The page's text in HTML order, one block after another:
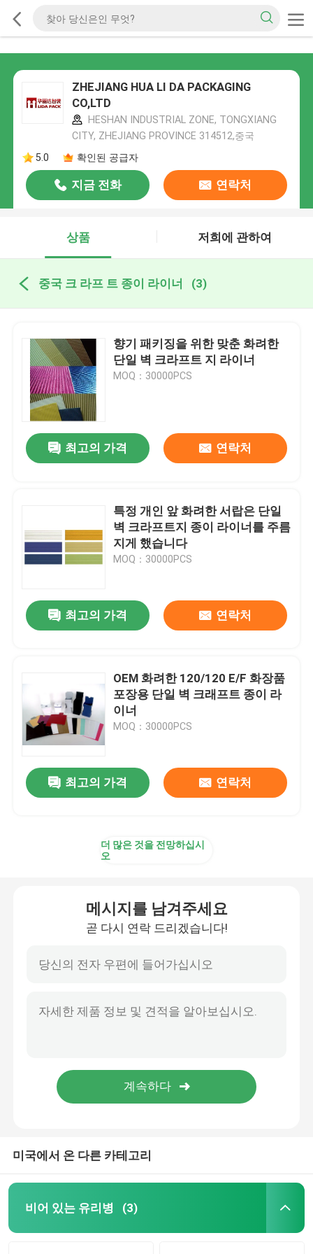
ZHEJIANG HUA LI DA PACKAGING
CO,LTD
HESHAN INDUSTRIAL ZONE, TONGXIANG
CITY, ZHEJIANG PROVINCE 314512,중국
5.0
확인된 공급자
지금 전화 연락처
상품 저희에 관하여
중국 크 라프 트 종이 라이너 (3)
향기 패키징을 위한 맞춘 화려한
단일 벽 크라프트 지 라이너
MOQ：30000PCS
최고의 가격 연락처
특정 개인 앞 화려한 서랍은 단일
벽 크라프트지 종이 라이너를 주름
지게 했습니다
MOQ：30000PCS
최고의 가격 연락처
OEM 화려한 120/120 E/F 화장품
포장용 단일 벽 크래프트 종이 라
이너
MOQ：30000PCS
최고의 가격 연락처
더 많은 것을 전망하십시
오
메시지를 남겨주세요
곧 다시 연락 드리겠습니다!
미국에서 온 다른 카테고리
비어 있는 유리병 (3)